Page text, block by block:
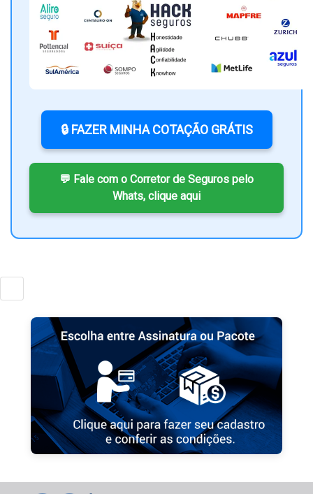
🔒 FAZER MINHA COTAÇÃO GRÁTIS
💬 Fale com o Corretor de Seguros pelo
Whats, clique aqui